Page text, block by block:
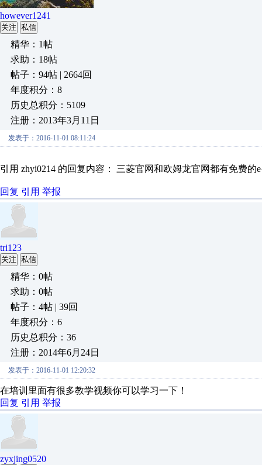
however1241
关注 私信
精华：1帖
求助：18帖
帖子：94帖 | 2664回
年度积分：8
历史总积分：5109
注册：2013年3月11日
发表于：2016-11-01 08:11:24
引用 zhyi0214 的回复内容： 三菱官网和欧姆龙官网都有免费的
回复 引用 举报
tri123
关注 私信
精华：0帖
求助：0帖
帖子：4帖 | 39回
年度积分：6
历史总积分：36
注册：2014年6月24日
发表于：2016-11-01 12:20:32
在培训里面有很多教学视频你可以学习一下！
回复 引用 举报
zyxjing0520